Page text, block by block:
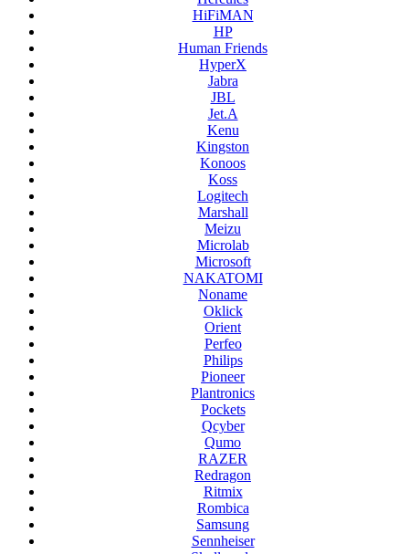
HiFiMAN
HP
Human Friends
HyperX
Jabra
JBL
Jet.A
Kenu
Kingston
Konoos
Koss
Logitech
Marshall
Meizu
Microlab
Microsoft
NAKATOMI
Noname
Oklick
Orient
Perfeo
Philips
Pioneer
Plantronics
Pockets
Qcyber
Qumo
RAZER
Redragon
Ritmix
Rombica
Samsung
Sennheiser